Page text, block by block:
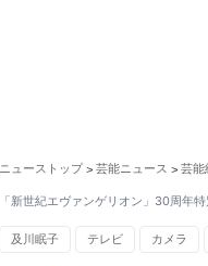
ニューストップ > 芸能ニュース > 芸能
「新世紀エヴァンゲリオン」30周年
及川眠子 テレビ カメラ